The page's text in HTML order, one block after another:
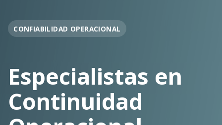
OPERACIÓN EN FAENA
Soporte
Operacional